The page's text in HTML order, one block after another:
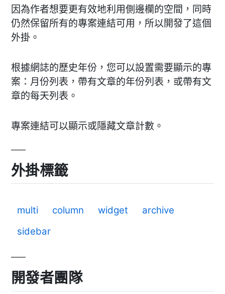
因為作者想要更有效地利用側邊欄的空間，同時
仍然保留所有的專案連結可用，所以開發了這個
外掛。
根據網誌的歷史年份，您可以設置需要顯示的專
案：月份列表，帶有文章的年份列表，或帶有文
章的每天列表。
專案連結可以顯示或隱藏文章計數。
外掛標籤
multi column widget
archive
sidebar
開發者團隊